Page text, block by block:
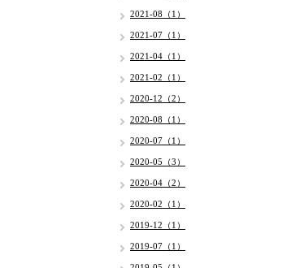
2021-08（1）
2021-07（1）
2021-04（1）
2021-02（1）
2020-12（2）
2020-08（1）
2020-07（1）
2020-05（3）
2020-04（2）
2020-02（1）
2019-12（1）
2019-07（1）